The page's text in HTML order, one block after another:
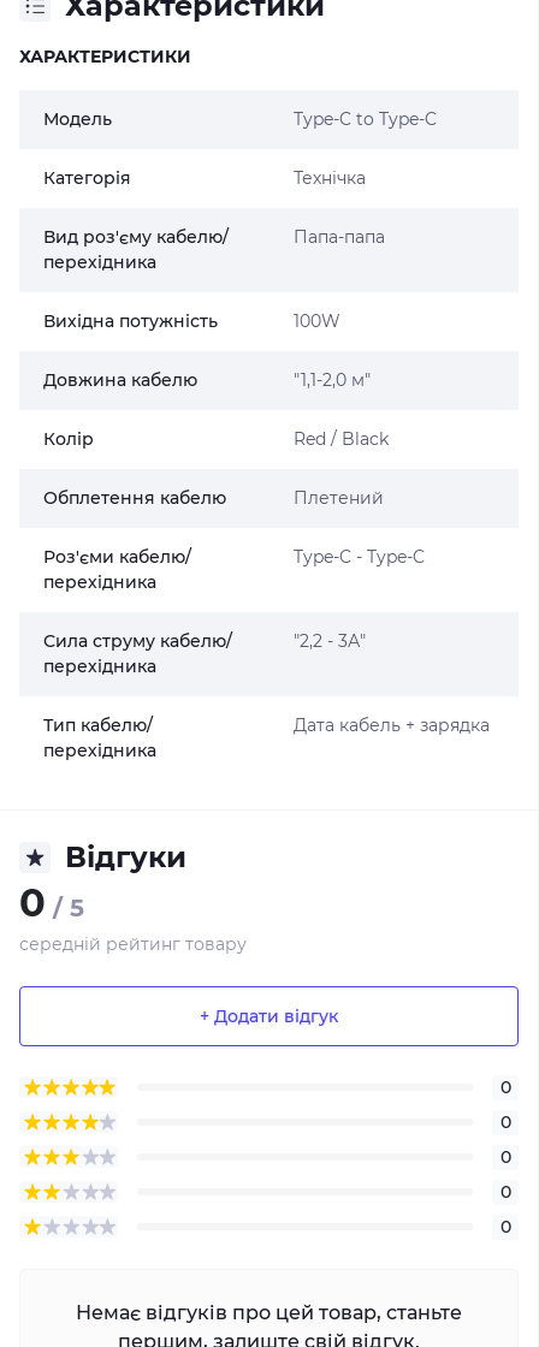
ХАРАКТЕРИСТИКИ
Модель Type-C to Type-C
Категорія Технічка
Вид роз'єму кабелю/
перехідника
Папа-папа
Вихідна потужність 100W
Довжина кабелю "1,1-2,0 м"
Колір Red / Black
Обплетення кабелю Плетений
Роз'єми кабелю/
перехідника
Type-C - Type-C
Сила струму кабелю/
перехідника
"2,2 - 3А"
Тип кабелю/
перехідника
Дата кабель + зарядка
Відгуки
0 / 5
середній рейтинг товару
+ Додати відгук
0
0
0
0
0
Немає відгуків про цей товар, станьте
першим, залиште свій відгук.